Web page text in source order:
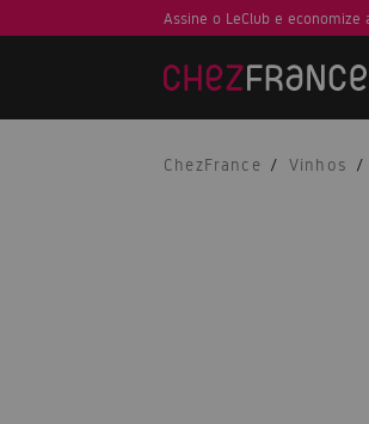
Assine o LeClub e economize
ChezFrance Vinhos